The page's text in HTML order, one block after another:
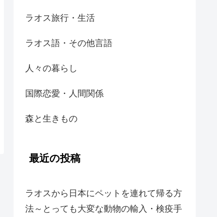
ラオス旅行・生活
ラオス語・その他言語
人々の暮らし
国際恋愛・人間関係
森と生きもの
最近の投稿
ラオスから日本にペットを連れて帰る方
法～とっても大変な動物の輸入・検疫手